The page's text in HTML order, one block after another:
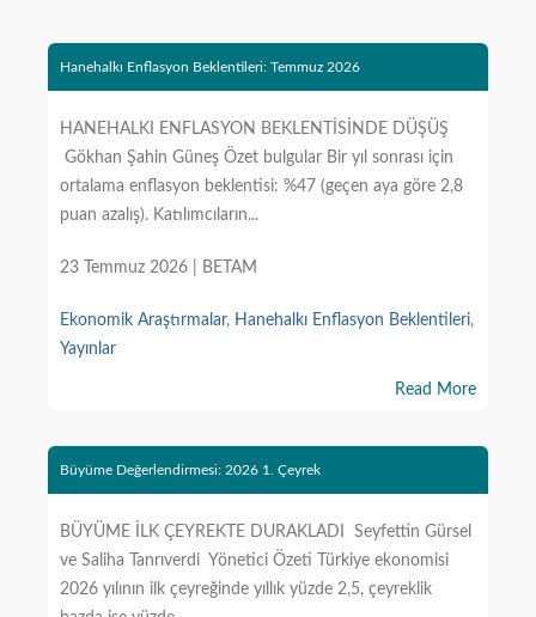
Hanehalkı Enflasyon Beklentileri: Temmuz 2026
HANEHALKI ENFLASYON BEKLENTİSİNDE DÜŞÜŞ
Gökhan Şahin Güneş Özet bulgular Bir yıl sonrası için
ortalama enflasyon beklentisi: %47 (geçen aya göre 2,8
puan azalış). Katılımcıların...
23 Temmuz 2026 | BETAM
Ekonomik Araştırmalar, Hanehalkı Enflasyon Beklentileri,
Yayınlar
Read More
Büyüme Değerlendirmesi: 2026 1. Çeyrek
BÜYÜME İLK ÇEYREKTE DURAKLADI Seyfettin Gürsel
ve Saliha Tanrıverdi Yönetici Özeti Türkiye ekonomisi
2026 yılının ilk çeyreğinde yıllık yüzde 2,5, çeyreklik